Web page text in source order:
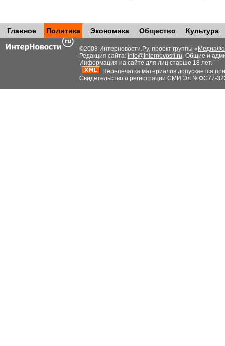
Главное Политика Экономика Общество Культура
©2008 Интерновости.Ру, проект группы «
Редакция сайта: info@internovosti.ru. Общие и
Информация на сайте для лиц старше 18 лет.
Перепечатка материалов допускается
Свидетельство о регистрации СМИ Эл №ФС77-